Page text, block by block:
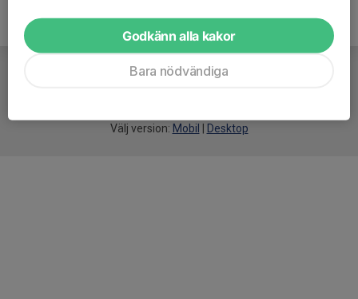
Välj version: Mobil Desktop
Godkänn alla kakor
Bara nödvändiga